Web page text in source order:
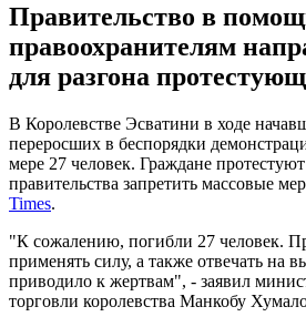
Правительство в
правоохранителям
для разгона
В Королевстве Эсватини в ходе
переросших в беспорядки
мере 27 человек. Граждане
правительства запретить массовые
Times.
"К сожалению, погибли 27 человек.
применять силу, а также отвечать на
приводило к жертвам", - заявил
торговли королевства Манкобу